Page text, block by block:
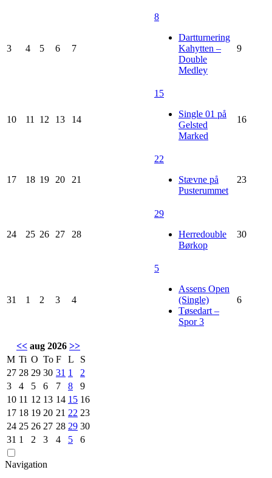
3 4 5 6 7
8
Dartturnering
Kahytten –
Double
Medley
9
10 11 12 13 14
15
Single 01 på
Gelsted
Marked
16
17 18 19 20 21
22
Stævne på
Pusterummet
23
24 25 26 27 28
29
Herredouble
Børkop
30
31 1 2 3 4
5
Assens Open
(Single)
Tøsedart –
Spor 3
6
<< aug 2026 >>
M Ti O To F L
S
27 28 29 30 31 1
2
3
4 5 6 7 8
9
10 11 12 13 14 15 16
17 18 19 20 21 22 23
24 25 26 27 28 29 30
31 1 2 3 4 5 6
Navigation